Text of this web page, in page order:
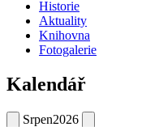
Historie
Aktuality
Knihovna
Fotogalerie
Kalendář
Srpen2026